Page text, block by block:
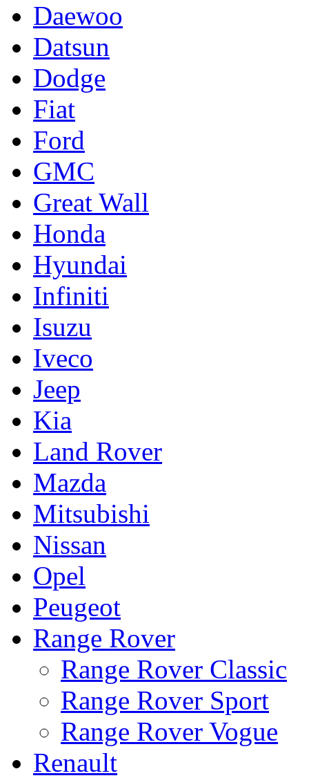
Daewoo
Datsun
Dodge
Fiat
Ford
GMC
Great Wall
Honda
Hyundai
Infiniti
Isuzu
Iveco
Jeep
Kia
Land Rover
Mazda
Mitsubishi
Nissan
Opel
Peugeot
Range Rover
Range Rover Classic
Range Rover Sport
Range Rover Vogue
Renault